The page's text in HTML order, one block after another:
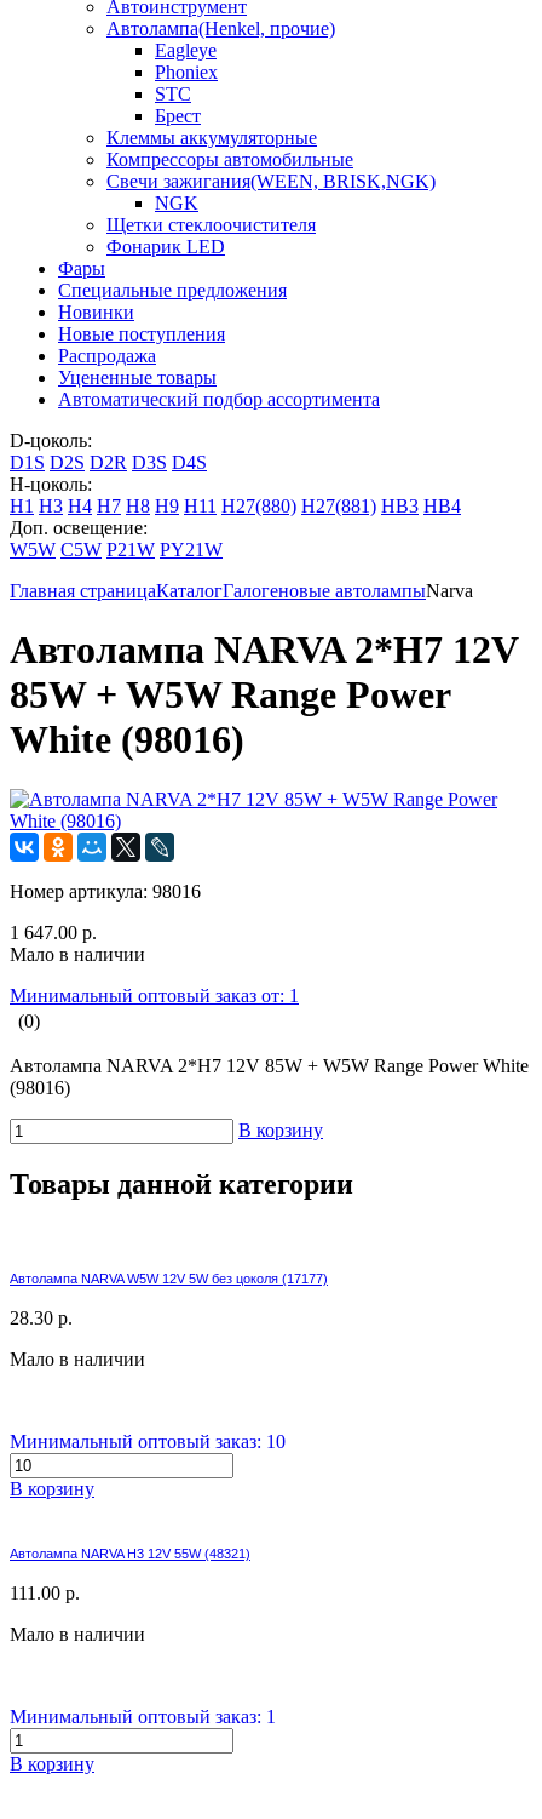
Автоинструмент
Автолампа(Henkel, прочие)
Eagleye
Phoniex
STC
Брест
Клеммы аккумуляторные
Компрессоры автомобильные
Свечи зажигания(WEEN, BRISK,NGK)
NGK
Щетки стеклоочистителя
Фонарик LED
Фары
Специальные предложения
Новинки
Новые поступления
Распродажа
Уцененные товары
Автоматический подбор ассортимента
D-цоколь:
D1S D2S D2R D3S D4S
H-цоколь:
H1 H3 H4 H7 H8 H9 H11 H27(880) H27(881) HB3 HB4
Доп. освещение:
W5W C5W P21W PY21W
Главная страницаКаталогГалогеновые автолампыNarva
Автолампа NARVA 2*H7 12V
85W + W5W Range Power
White (98016)
Номер артикула: 98016
1 647.00 р.
Мало в наличии
Минимальный оптовый заказ от: 1
(0)
Автолампа NARVA 2*H7 12V 85W + W5W Range Power White
(98016)
В корзину
Товары данной категории
Автолампа NARVA W5W 12V 5W без цоколя (17177)
28.30 р.
Мало в наличии
Минимальный оптовый заказ: 10
В корзину
Автолампа NARVA H3 12V 55W (48321)
111.00 р.
Мало в наличии
Минимальный оптовый заказ: 1
В корзину